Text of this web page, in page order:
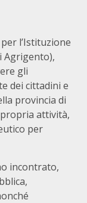
l’Istituzione
Agrigento),
gli
dei cittadini e
provincia di
attività,
per
incontrato,